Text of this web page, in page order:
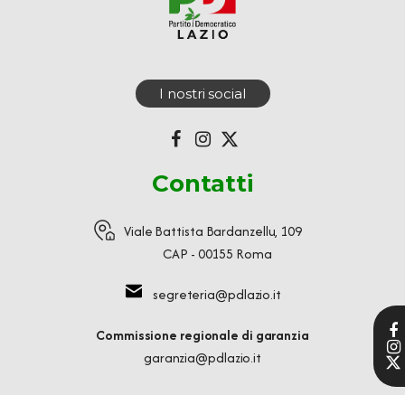
I nostri social
Contatti
Viale Battista Bardanzellu, 109
CAP - 00155 Roma
segreteria@pdlazio.it
Commissione regionale di garanzia
garanzia@pdlazio.it